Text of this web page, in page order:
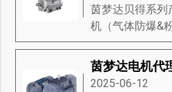
茵梦达贝得系列
机（气体防爆&
2025-06-12